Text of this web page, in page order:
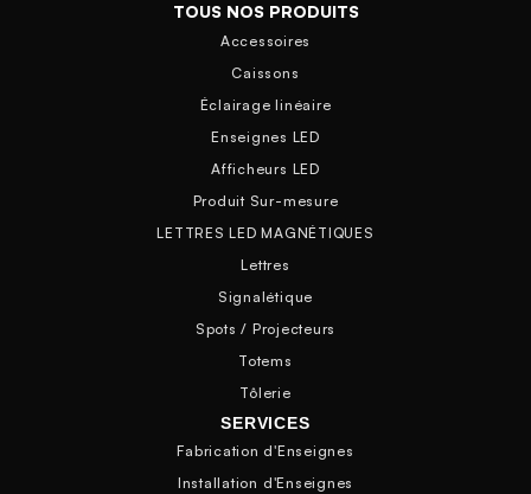
TOUS NOS PRODUITS
Accessoires
Caissons
Éclairage linéaire
Enseignes LED
Afficheurs LED
Produit Sur-mesure
LETTRES LED MAGNÉTIQUES
Lettres
Signalétique
Spots / Projecteurs
Totems
Tôlerie
SERVICES
Fabrication d'Enseignes
Installation d'Enseignes